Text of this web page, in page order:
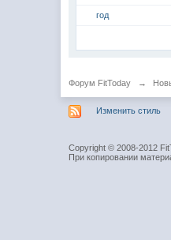
год
Форум FitToday →
Изменить стиль
Copyright © 2008-2012
При копировании